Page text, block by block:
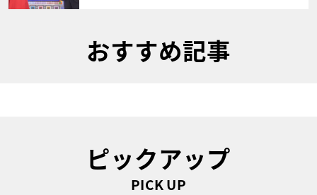
おすすめ記事
ピックアップ
PICK UP